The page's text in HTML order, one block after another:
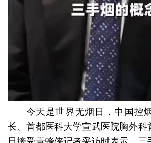
今天是世界无烟日，中国控
长、首都医科大学宣武医院胸外科